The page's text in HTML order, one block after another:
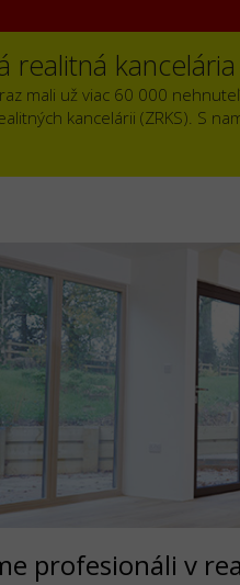
realitná kancelária
mali už viac 60 000
kancelárii (ZRKS). S
profesionáli v